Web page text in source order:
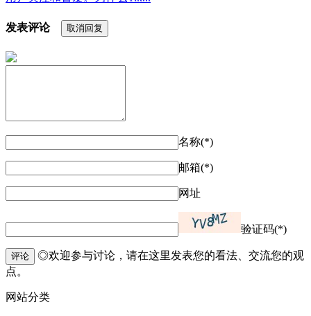
发表评论 取消回复
名称(*)
邮箱(*)
网址
验证码(*)
评论
◎欢迎参与讨论，请在这里发表您的看法、交流您的观
点。
网站分类